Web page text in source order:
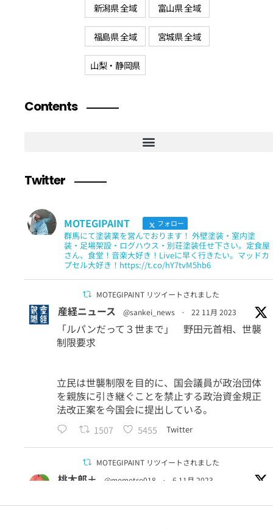
新潟県 全域 富山県 全域
福島県 全域 宮城県 全域
山梨・静岡県
Contents
Twitter
MOTEGIPAINT フォロー
群馬にて塗装業を営んでおります！ 外壁塗装・室内塗
装・足場架設・ログハウス・別荘塗装任せ下さい。定食屋
さん、食堂！音楽大好き！Liveに早く行きたい。マッドカ
プセル大好き！https://t.co/hY7tvM5hb6
MOTEGIPAINT リツイートされました
産経ニュース @sankei_news · 22 11月 2023
「ルパンだって３世まで」 野田元首相、世襲
制限要求
立民は世襲制限を目的に、国会議員が政治団体
を親族に引き継ぐことを禁止する政治資金規正
法改正案を今国会に提出している。
1507 5455 Twitter
MOTEGIPAINT リツイートされました
桃太郎＋ @momotro018 · 6 11月 2023
「9億円」を突破